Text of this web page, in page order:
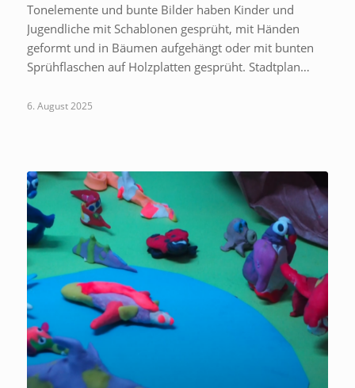
Tonelemente und bunte Bilder haben Kinder und
Jugendliche mit Schablonen gesprüht, mit Händen
geformt und in Bäumen aufgehängt oder mit bunten
Sprühflaschen auf Holzplatten gesprüht. Stadtplan…
6. August 2025